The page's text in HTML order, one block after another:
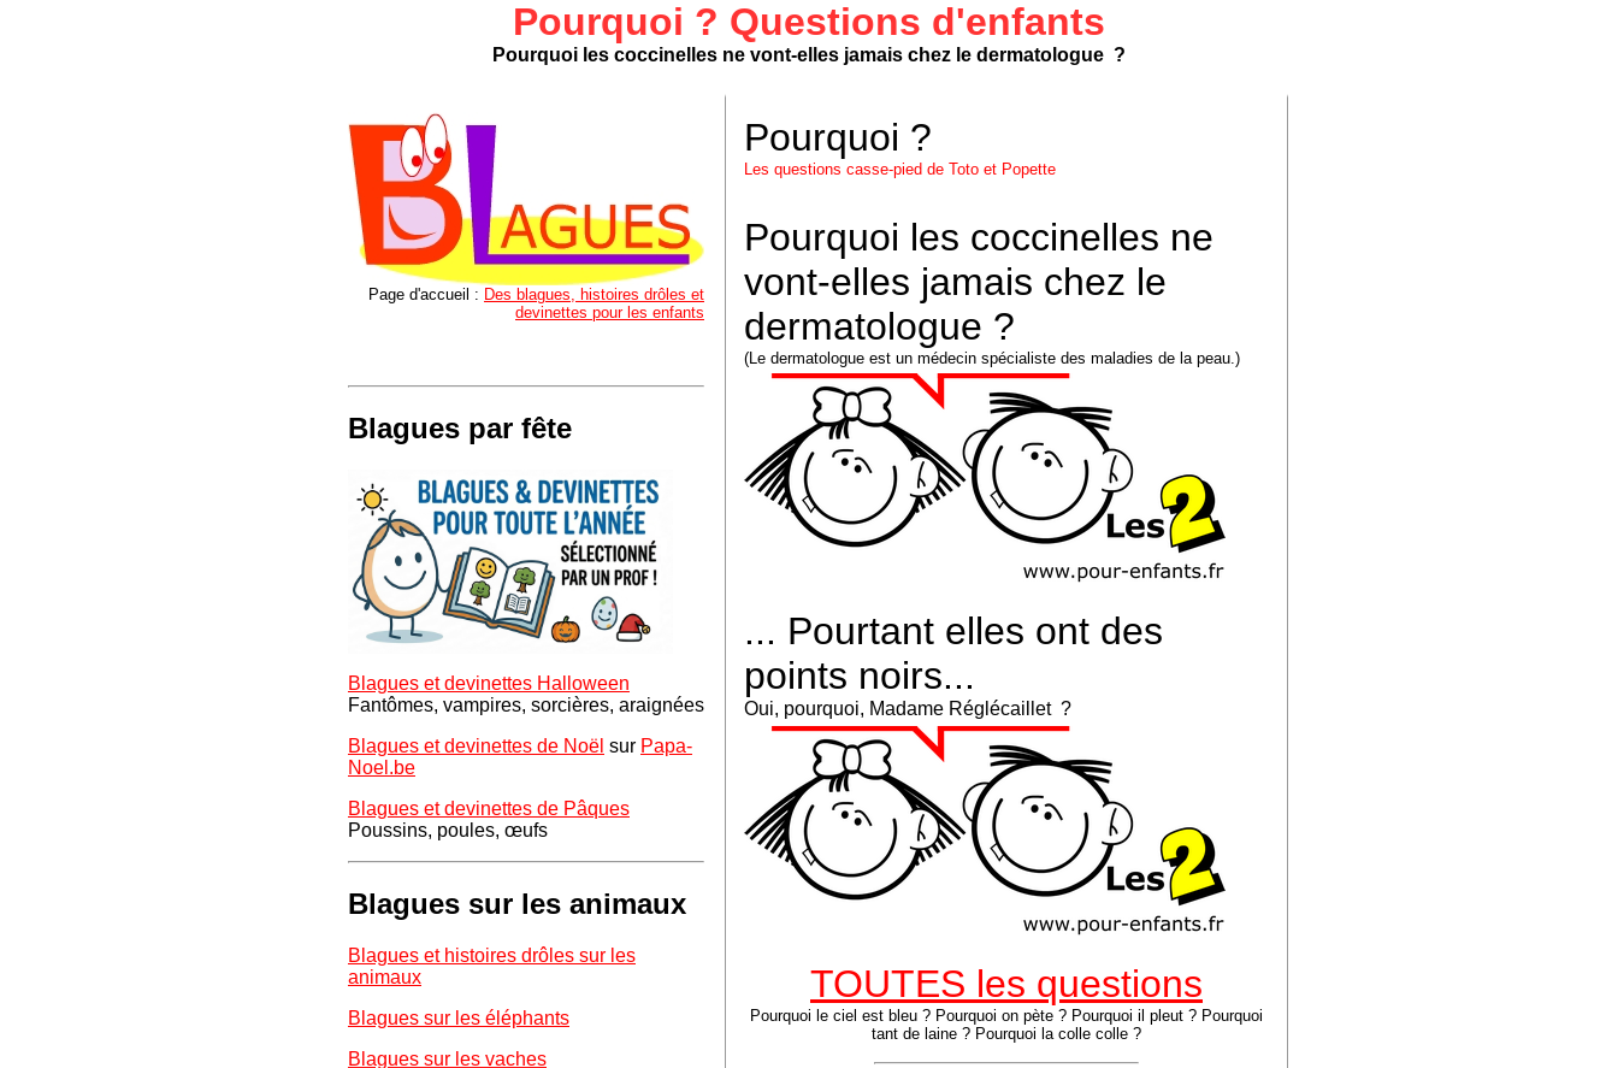
Pourquoi ? Questions d'enfants
Pourquoi les coccinelles ne vont-elles jamais chez le dermatologue ?
Page d'accueil : Des blagues, histoires drôles et
devinettes pour les enfants
Blagues par fête
Blagues et devinettes Halloween
Fantômes, vampires, sorcières, araignées
Blagues et devinettes de Noël sur Papa-
Noel.be
Blagues et devinettes de Pâques
Poussins, poules, œufs
Blagues sur les animaux
Blagues et histoires drôles sur les
animaux
Blagues sur les éléphants
Blagues sur les vaches
Pourquoi ?
Les questions casse-pied de Toto et Popette
Pourquoi les coccinelles ne
vont-elles jamais chez le
dermatologue ?
(Le dermatologue est un médecin spécialiste des maladies de la peau.)
... Pourtant elles ont des
points noirs...
Oui, pourquoi, Madame Réglécaillet ?
TOUTES les questions
Pourquoi le ciel est bleu ? Pourquoi on pète ? Pourquoi il pleut ? Pourquoi
tant de laine ? Pourquoi la colle colle ?